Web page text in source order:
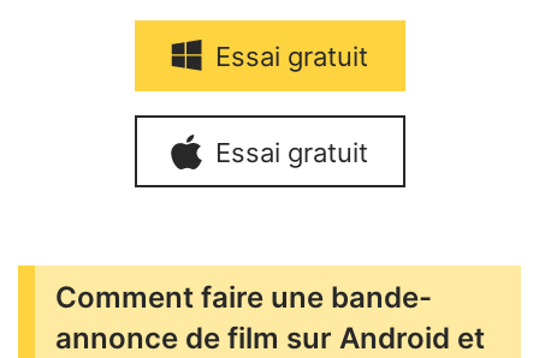
Essai gratuit
Essai gratuit
Comment faire une bande-
annonce de film sur Android et